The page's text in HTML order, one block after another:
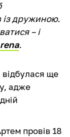
із дружиною.
– і
.
відбулася ще
адже
провів 18